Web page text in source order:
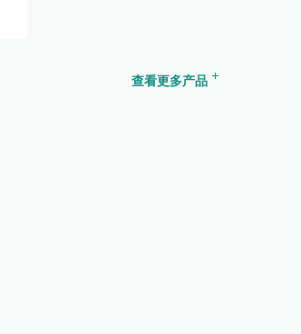
查看更多产品